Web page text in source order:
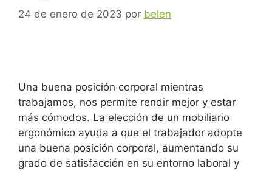
24 de enero de 2023 por belen
Una buena posición corporal mientras
trabajamos, nos permite rendir mejor y estar
más cómodos. La elección de un mobiliario
ergonómico ayuda a que el trabajador adopte
una buena posición corporal, aumentando su
grado de satisfacción en su entorno laboral y